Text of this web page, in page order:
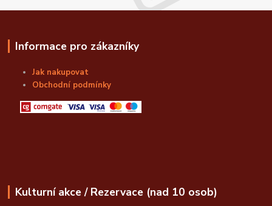
Informace pro zákazníky
Jak nakupovat
Obchodní podmínky
Kulturní akce / Rezervace (nad 10 osob)